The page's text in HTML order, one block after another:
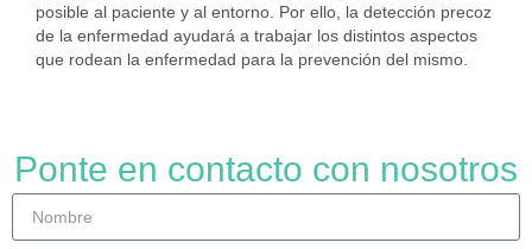
posible al paciente y al entorno. Por ello, la detección precoz
de la enfermedad ayudará a trabajar los distintos aspectos
que rodean la enfermedad para la prevención del mismo.
Ponte en contacto con nosotros